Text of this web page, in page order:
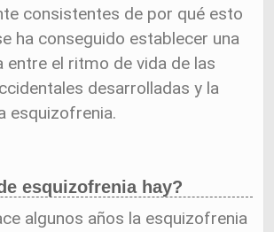
consistentes de por qué esto
ha conseguido establecer una
entre el ritmo de vida de las
desarrolladas y la
esquizofrenia.
esquizofrenia hay?
algunos años la esquizofrenia